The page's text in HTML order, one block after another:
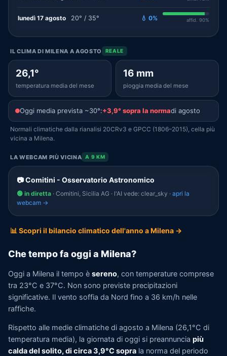
lunedì 17 agosto 20° / 35° 💧 0% affid. 90%
IL CLIMA DI MILENA A AGOSTO REALE
26,1°
temperatura media del mese
16 mm
pioggia media del mese
Oggi media prevista ~30°:+3,9° sopra la normadi agosto
Normali climatiche dalla rianalisi 20CRv3 e GPCC (1806–2015), cella più
vicina a Milena.
LA WEBCAM PIÙ VICINA A 9 KM
📷 Comitini - Osservatorio Astronomico
🟢 in diretta · Comitini, Sicilia AG · l'AI vede: clear_sky · apri la
webcam →
📊 Scopri il bilancio climatico dell'anno a Milena →
Che tempo fa oggi a Milena?
Oggi a Milena il tempo è sereno, con temperature comprese
tra 23°C e 37°C. Non sono previste precipitazioni
significative. Il vento soffia da Nord fino a 36 km/h nelle
raffiche.
Rispetto alle medie climatiche di agosto a Milena (26,1°C di
temperatura media), la giornata di oggi si preannuncia più
calda del solito, di circa 3,9°C sopra la norma del periodo